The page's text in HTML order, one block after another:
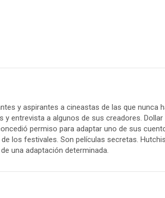
y aspirantes a cineastas de las que nunca
entrevista a algunos de sus creadores. Dollar
permiso para adaptar uno de sus
los festivales. Son películas secretas.
una adaptación determinada.